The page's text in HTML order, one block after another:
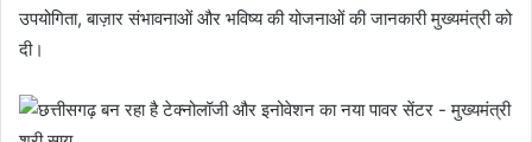
उपयोगिता, बाज़ार संभावनाओं और भविष्य की योजनाओं की जानकारी मुख्यमंत्री को
दी।